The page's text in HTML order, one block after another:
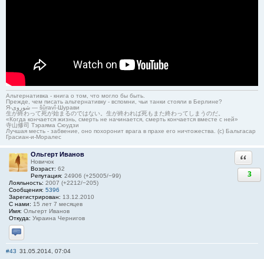
Альтернативка - книга о том, что могло бы быть.
Прежде, чем писать альтернативку - вспомни, чьи танки стояли в Берлине?
Я-شوروی — šûravî-Шурави
生が終わって死が始まるのではない。生が終われば死もまた終わってしまうのだ。
«Когда кончается жизнь, смерть не начинается, смерть кончается вместе с ней»
寺山修司 Тэраяма Сюудзи
Лучшая месть - забвение, оно похоронит врага в прахе его ничтожества. (с) Бальтасар
Грасиан-и-Моралес
Ольгерт Иванов
Новичок
Возраст: 62
Репутация: 24906 (+25005/−99)
Лояльность: 2007 (+2212/−205)
Сообщения: 5396
Зарегистрирован: 13.12.2010
С нами: 15 лет 7 месяцев
Имя: Ольгерт Иванов
Откуда: Украина Чернигов
Отправить личное сообщение
3
#43 31.05.2014, 07:04